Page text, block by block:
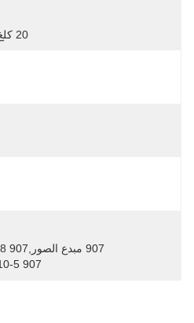
20 كلغ كرتون أو حسب طلب الزبون
907 مبدع الصور,907 71868-10-5 Cas,907 الهيكل
907 71868-10-5 Cas